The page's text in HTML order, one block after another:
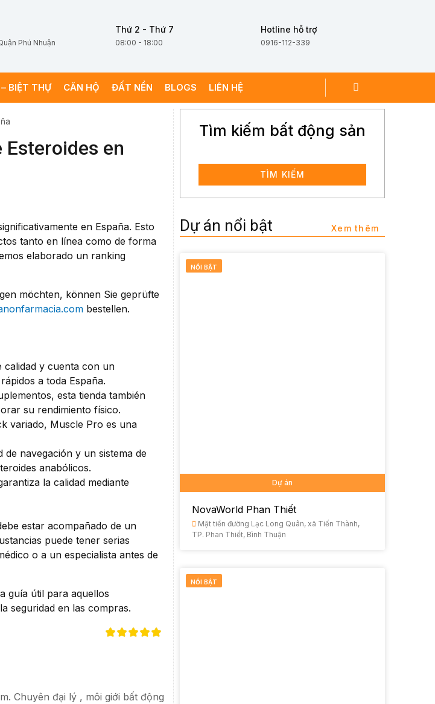
Phú Nhuận
Thứ 2 - Thứ 7
08:00 - 18:00
Hotline hỗ trợ
0916-112-339
BIỆT THỰ CĂN HỘ ĐẤT NỀN BLOGS LIÊN HỆ
Esteroides en
en España. Esto
tanto en línea como de forma
elaborado un ranking
möchten, können Sie geprüfte
bestellen.
calidad y cuenta con un
a toda España.
esta tienda también
su rendimiento físico.
variado, Muscle Pro es una
navegación y un sistema de
anabólicos.
la calidad mediante
estar acompañado de un
puede tener serias
o a un especialista antes de
guía útil para aquellos
seguridad en las compras.
Chuyên đại lý , môi giới bất động
Tìm kiếm bất động sản
TÌM KIẾM
Dự án nổi bật Xem thêm
NỔI BẬT
Dự án
NovaWorld Phan Thiết
Mặt tiền đường Lạc Long Quân, xã Tiến Thành,
TP. Phan Thiết, Bình Thuận
NỔI BẬT